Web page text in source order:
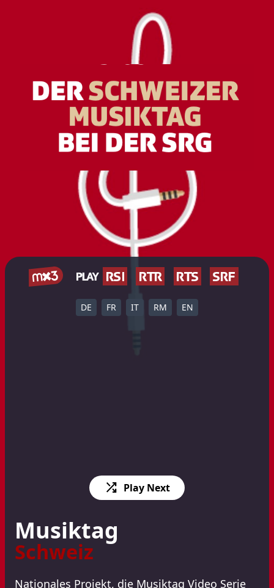
DE FR IT RM EN
shuffle Play Next
Musiktag
Schweiz
Nationales Projekt, die Musiktag Video Serie